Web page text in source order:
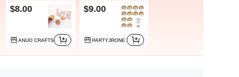
$8.00
ANUO CRAFTS
$9.00
PARTYJRONE